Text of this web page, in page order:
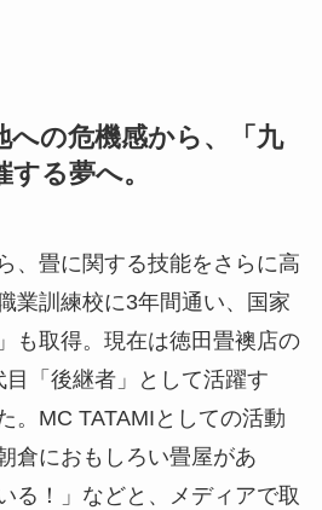
への危機感から、「九
る夢へ。
、畳に関する技能をさらに高
業訓練校に3年間通い、国家
も取得。現在は徳田畳襖店の
「後継者」として活躍す
。MC TATAMIとしての活動
倉におもしろい畳屋があ
る！」などと、メディアで取